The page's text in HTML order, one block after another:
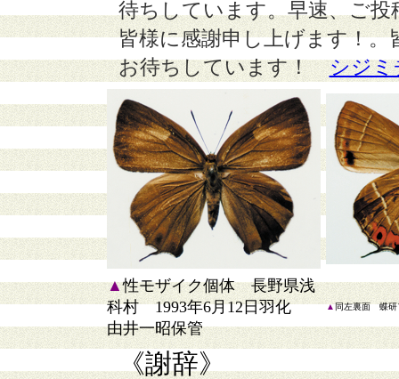
待ちしています。早速、ご
皆様に感謝申し上げます！
お待ちしています！
シジミ
▲性モザイク個体 長野県浅
科村 1993年6月12日羽化
由井一昭保管
▲同左裏面 蝶研
《謝辞》